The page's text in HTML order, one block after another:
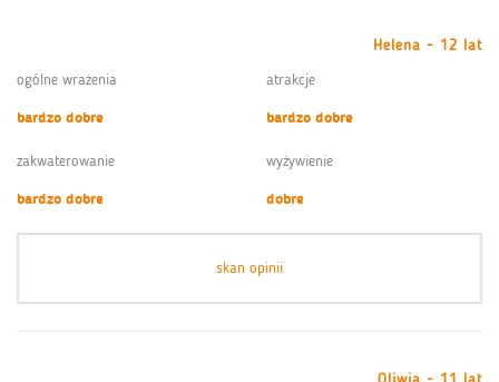
Helena - 12 lat
ogólne wrażenia
bardzo dobre
atrakcje
bardzo dobre
zakwaterowanie
bardzo dobre
wyżywienie
dobre
skan opinii